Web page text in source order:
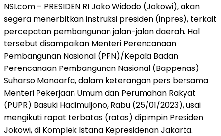
NSI.com – PRESIDEN RI Joko Widodo (Jokowi), akan
segera menerbitkan instruksi presiden (inpres), terkait
percepatan pembangunan jalan-jalan daerah. Hal
tersebut disampaikan Menteri Perencanaan
Pembangunan Nasional (PPN)/Kepala Badan
Perencanaan Pembangunan Nasional (Bappenas)
Suharso Monoarfa, dalam keterangan pers bersama
Menteri Pekerjaan Umum dan Perumahan Rakyat
(PUPR) Basuki Hadimuljono, Rabu (25/01/2023), usai
mengikuti rapat terbatas (ratas) dipimpin Presiden
Jokowi, di Komplek Istana Kepresidenan Jakarta.